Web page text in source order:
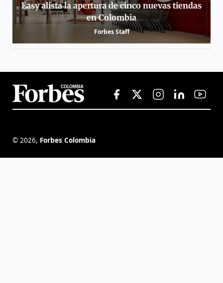
Easy alista la apertura de cinco nuevas tiendas
en Colombia
Forbes Staff
© 2026, Forbes Colombia